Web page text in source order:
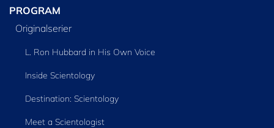
PROGRAM
Originalserier
L. Ron Hubbard in His Own Voice
Inside Scientology
Destination: Scientology
Meet a Scientologist